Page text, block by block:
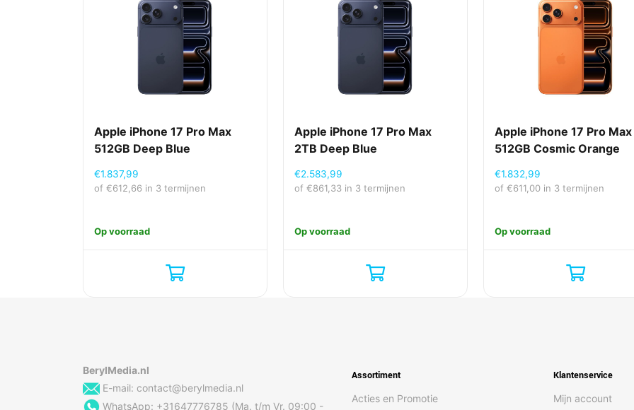
Apple iPhone 17 Pro Max
512GB Deep Blue
€1.837,99
of €612,66 in 3 termijnen
Op voorraad
Apple iPhone 17 Pro Max
2TB Deep Blue
€2.583,99
of€861,33 in 3 termijnen
Op voorraad
Apple iPhone 17 Pro Max
512GB Cosmic Orange
€1.832,99
of€611,00 in 3 termijnen
Op voorraad
BerylMedia.nl
E-mail: contact@berylmedia.nl
WhatsApp: +31647776785 (Ma. t/m Vr. 09:00 -
Assortiment
Acties en Promotie
Klantenservice
Mijn account